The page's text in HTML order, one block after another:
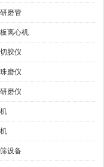
磨管
离心机
胶仪
磨仪
磨仪
设备